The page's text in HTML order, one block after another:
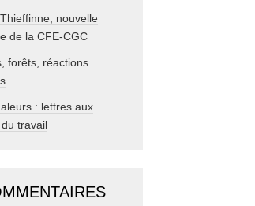
nouvelle
de la CFE-CGC
forêts, réactions
: lettres aux
travail